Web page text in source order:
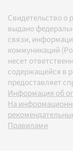
Свидетельство о
выдано
связи,
коммуникаций
несет
содержащейся в
предоставляет
Информация об
На
Правилами